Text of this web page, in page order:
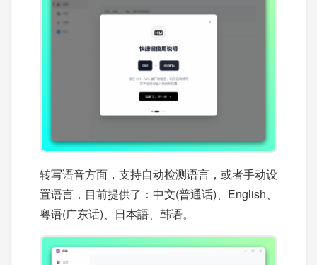
转写语音方面，支持自动检测语言，或者手动设
置语言，目前提供了：中文(普通话)、English、
粤语(广东话)、日本語、韩语。